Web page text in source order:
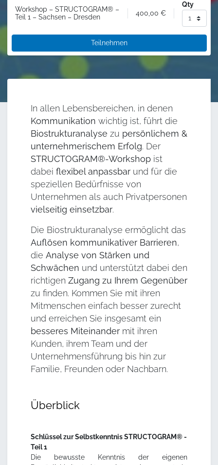
Workshop – STRUCTOGRAM® –
Teil 1 – Sachsen – Dresden
400,00 €
Qty
Teilnehmen
In allen Lebensbereichen, in denen
Kommunikation wichtig ist, führt die
Biostrukturanalyse zu persönlichem &
unternehmerischem Erfolg. Der
STRUCTOGRAM®-Workshop ist
dabei flexibel anpassbar und für die
speziellen Bedürfnisse von
Unternehmen als auch Privatpersonen
vielseitig einsetzbar.
Die Biostrukturanalyse ermöglicht das
Auflösen kommunikativer Barrieren,
die Analyse von Stärken und
Schwächen und unterstützt dabei den
richtigen Zugang zu Ihrem Gegenüber
zu finden. Kommen Sie mit ihren
Mitmenschen einfach besser zurecht
und erreichen Sie insgesamt ein
besseres Miteinander mit ihren
Kunden, ihrem Team und der
Unternehmensführung bis hin zur
Familie, Freunden oder Nachbarn.
Überblick
Schlüssel zur Selbstkenntnis STRUCTOGRAM® -
Teil 1
Die bewusste Kenntnis der eigenen